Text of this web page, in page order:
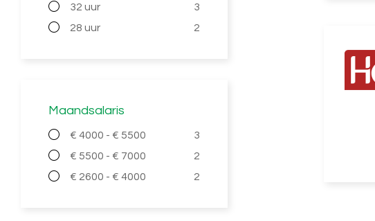
32 uur
3
28 uur
2
Maandsalaris
€ 4000 - € 5500
3
€ 5500 - € 7000
2
€ 2600 - € 4000
2